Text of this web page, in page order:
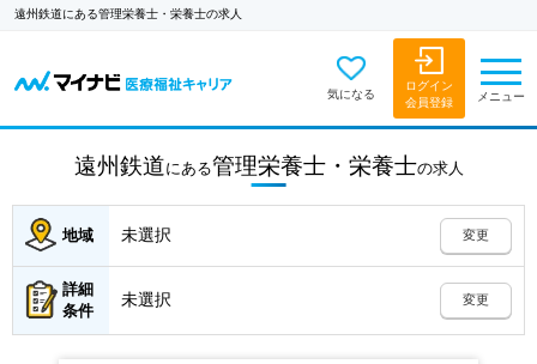
遠州鉄道にある管理栄養士・栄養士の求人
気になる
ログイン
会員登録
メニュー
遠州鉄道にある管理栄養士・栄養士の求人
地域 未選択 変更
詳細
条件
未選択 変更